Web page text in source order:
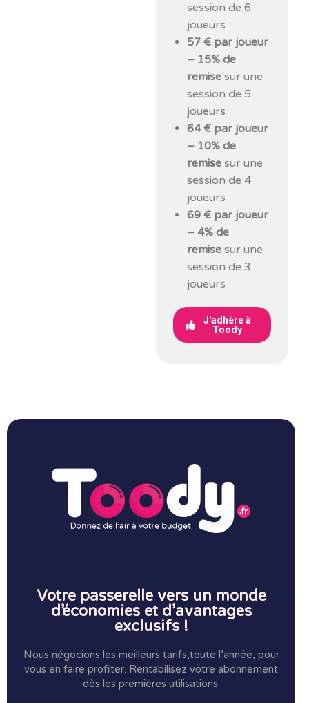
session de 6
joueurs
57 € par joueur
– 15% de
remise sur une
session de 5
joueurs
64 € par joueur
– 10% de
remise sur une
session de 4
joueurs
69 € par joueur
– 4% de
remise sur une
session de 3
joueurs
J'adhère à
Toody
Votre passerelle vers un monde
d’économies et d’avantages
exclusifs !
Nous négocions les meilleurs tarifs,toute l’année, pour
vous en faire profiter. Rentabilisez votre abonnement
dès les premières utilisations.